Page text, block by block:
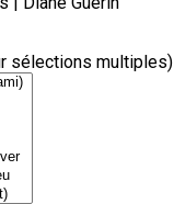
sélections multiples)